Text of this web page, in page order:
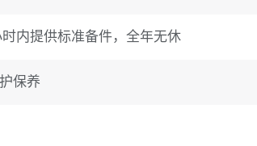
内提供标准备件，全年无休
保养